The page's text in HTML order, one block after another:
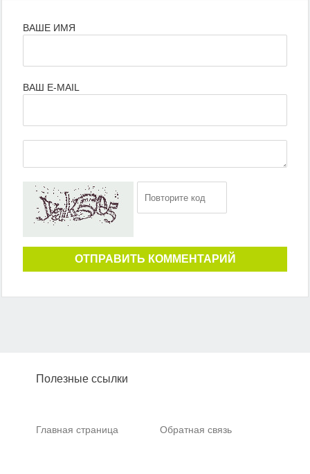
ВАШЕ ИМЯ
ВАШ E-MAIL
ОТПРАВИТЬ КОММЕНТАРИЙ
Полезные ссылки
Главная страница Обратная связь